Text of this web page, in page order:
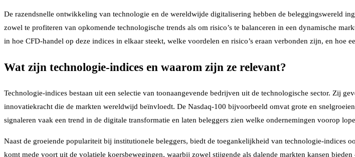
De razendsnelle ontwikkeling van technologie en de wereldwijde digitalisering hebben de beleggingswereld
zowel te profiteren van opkomende technologische trends als om risico’s te balanceren in een dynamische
in hoe CFD-handel op deze indices in elkaar steekt, welke voordelen en risico’s eraan verbonden zijn, en hoe
Wat zijn technologie-indices en waarom zijn ze relevant?
Technologie-indices bestaan uit een selectie van toonaangevende bedrijven uit de technologische sector. Zij
innovatiekracht die de markten wereldwijd beïnvloedt. De Nasdaq-100 bijvoorbeeld omvat grote en
signaleren vaak een trend in de digitale transformatie en laten beleggers zien welke ondernemingen voorop
Naast de groeiende populariteit bij institutionele beleggers, biedt de toegankelijkheid van technologie-
komt mede voort uit de volatiele koersbewegingen, waarbij zowel stijgende als dalende markten kansen